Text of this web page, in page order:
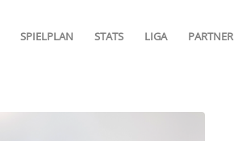
SPIELPLAN STATS LIGA PARTNER